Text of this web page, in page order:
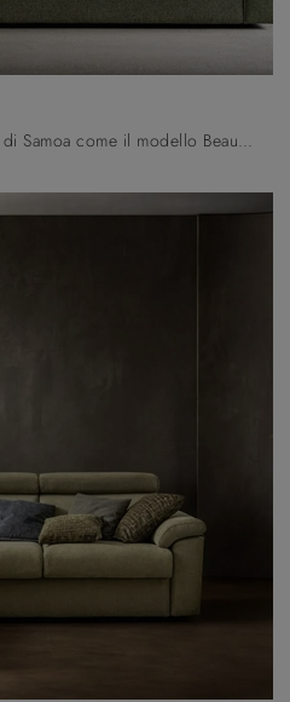
Con salotti e divani con letto di Samoa come il modello Beauty in tessuto, potrai completare il tuo progetto d'arredo.